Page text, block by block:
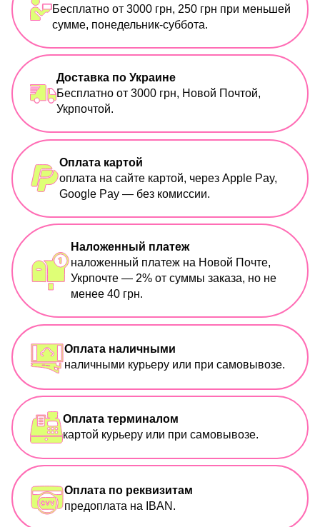
Бесплатно от 3000 грн, 250 грн при меньшей
сумме, понедельник-суббота.
Доставка по Украине
Бесплатно от 3000 грн, Новой Почтой,
Укрпочтой.
Оплата картой
оплата на сайте картой, через Apple Pay,
Google Pay — без комиссии.
Наложенный платеж
наложенный платеж на Новой Почте,
Укрпочте — 2% от суммы заказа, но не
менее 40 грн.
Оплата наличными
наличными курьеру или при самовывозе.
Оплата терминалом
картой курьеру или при самовывозе.
Оплата по реквизитам
предоплата на IBAN.